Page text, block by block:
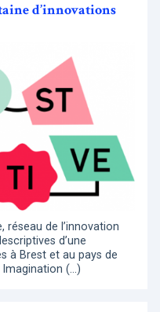
d’innovations
réseau de l’innovation
d’une
à Brest et au pays de
(…)